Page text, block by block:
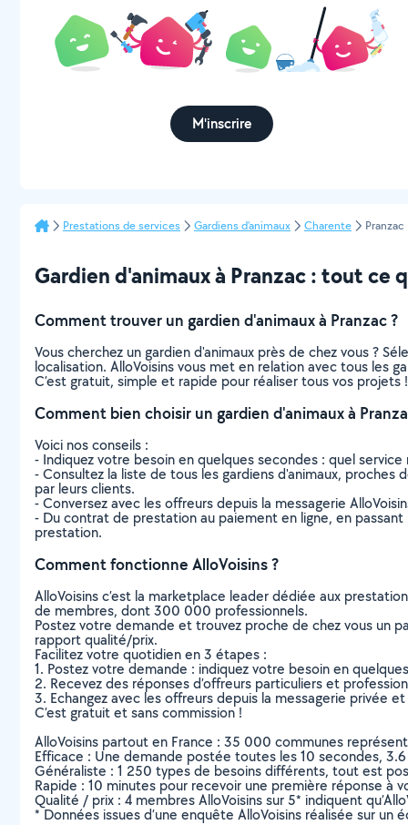
M'inscrire
Prestations de services Gardiens d'animaux Charente Pranzac
Gardien d'animaux à Pranzac : tout ce
Comment trouver un gardien d'animaux à Pranzac ?
Vous cherchez un gardien d'animaux près de chez vous ?
localisation. AlloVoisins vous met en relation avec tous les
C’est gratuit, simple et rapide pour réaliser tous vos projets !
Comment bien choisir un gardien d'animaux à
Voici nos conseils :
- Indiquez votre besoin en quelques secondes : quel
- Consultez la liste de tous les gardiens d'animaux, proches
par leurs clients.
- Conversez avec les offreurs depuis la messagerie
- Du contrat de prestation au paiement en ligne, en
prestation.
Comment fonctionne AlloVoisins ?
AlloVoisins c’est la marketplace leader dédiée aux
de membres, dont 300 000 professionnels.
Postez votre demande et trouvez proche de chez vous un
rapport qualité/prix.
Facilitez votre quotidien en 3 étapes :
1. Postez votre demande : indiquez votre besoin en
2. Recevez des réponses d’offreurs particuliers et
3. Echangez avec les offreurs depuis la messagerie privée
C’est gratuit et sans commission !
AlloVoisins partout en France : 35 000 communes
Efficace : Une demande postée toutes les 10 secondes,
Généraliste : 1 250 types de besoins différents, tout est
Rapide : 10 minutes pour recevoir une première réponse à
Qualité / prix : 4 membres AlloVoisins sur 5* indiquent
* Données issues d’une enquête AlloVoisins réalisée sur